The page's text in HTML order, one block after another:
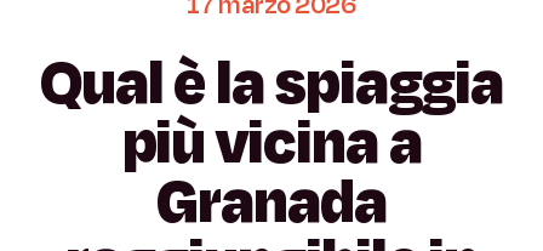
Qualèlaspiaggia
piùvicinaa
Granada